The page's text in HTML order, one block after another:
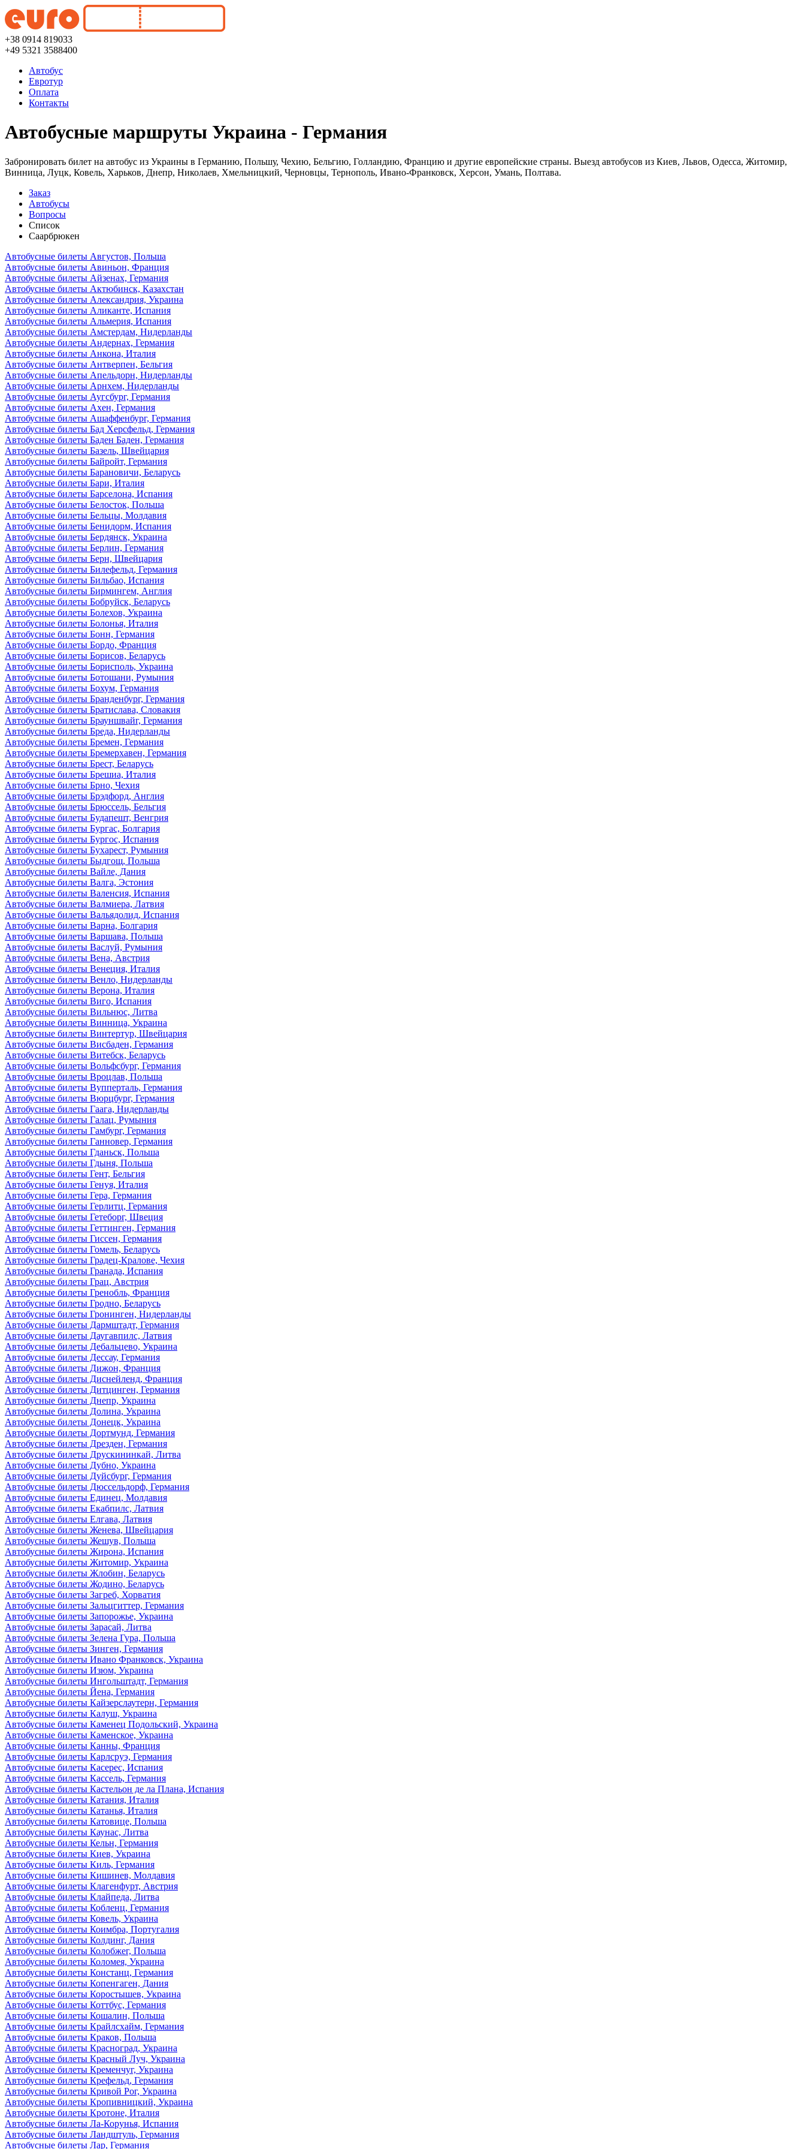
+38 0914 819033
+49 5321 3588400
Автобус
Евротур
Оплата
Контакты
Автобусные маршруты Украина - Германия
Забронировать билет на автобус из Украины в Германию, Польшу, Чехию, Бельгию, Голландию, Францию и другие европейские страны. Выезд автобусов из Киев, Львов, Одесса, Житомир,
Винница, Луцк, Ковель, Харьков, Днепр, Николаев, Хмельницкий, Черновцы, Тернополь, Ивано-Франковск, Херсон, Умань, Полтава.
Заказ
Автобусы
Вопросы
Список
Саарбрюкен
Автобусные билеты Августов, Польша
Автобусные билеты Авиньон, Франция
Автобусные билеты Айзенах, Германия
Автобусные билеты Актюбинск, Казахстан
Автобусные билеты Александрия, Украина
Автобусные билеты Аликанте, Испания
Автобусные билеты Альмерия, Испания
Автобусные билеты Амстердам, Нидерланды
Автобусные билеты Андернах, Германия
Автобусные билеты Анкона, Италия
Автобусные билеты Антверпен, Бельгия
Автобусные билеты Апельдорн, Нидерланды
Автобусные билеты Арнхем, Нидерланды
Автобусные билеты Аугсбург, Германия
Автобусные билеты Ахен, Германия
Автобусные билеты Ашаффенбург, Германия
Автобусные билеты Бад Херсфельд, Германия
Автобусные билеты Баден Баден, Германия
Автобусные билеты Базель, Швейцария
Автобусные билеты Байройт, Германия
Автобусные билеты Барановичи, Беларусь
Автобусные билеты Бари, Италия
Автобусные билеты Барселона, Испания
Автобусные билеты Белосток, Польша
Автобусные билеты Бельцы, Молдавия
Автобусные билеты Бенидорм, Испания
Автобусные билеты Бердянск, Украина
Автобусные билеты Берлин, Германия
Автобусные билеты Берн, Швейцария
Автобусные билеты Билефельд, Германия
Автобусные билеты Бильбао, Испания
Автобусные билеты Бирмингем, Англия
Автобусные билеты Бобруйск, Беларусь
Автобусные билеты Болехов, Украина
Автобусные билеты Болонья, Италия
Автобусные билеты Бонн, Германия
Автобусные билеты Бордо, Франция
Автобусные билеты Борисов, Беларусь
Автобусные билеты Борисполь, Украина
Автобусные билеты Ботошани, Румыния
Автобусные билеты Бохум, Германия
Автобусные билеты Бранденбург, Германия
Автобусные билеты Братислава, Словакия
Автобусные билеты Брауншвайг, Германия
Автобусные билеты Бреда, Нидерланды
Автобусные билеты Бремен, Германия
Автобусные билеты Бремерхавен, Германия
Автобусные билеты Брест, Беларусь
Автобусные билеты Брешиа, Италия
Автобусные билеты Брно, Чехия
Автобусные билеты Брэдфорд, Англия
Автобусные билеты Брюссель, Бельгия
Автобусные билеты Будапешт, Венгрия
Автобусные билеты Бургас, Болгария
Автобусные билеты Бургос, Испания
Автобусные билеты Бухарест, Румыния
Автобусные билеты Быдгощ, Польша
Автобусные билеты Вайле, Дания
Автобусные билеты Валга, Эстония
Автобусные билеты Валенсия, Испания
Автобусные билеты Валмиера, Латвия
Автобусные билеты Вальядолид, Испания
Автобусные билеты Варна, Болгария
Автобусные билеты Варшава, Польша
Автобусные билеты Васлуй, Румыния
Автобусные билеты Вена, Австрия
Автобусные билеты Венеция, Италия
Автобусные билеты Венло, Нидерланды
Автобусные билеты Верона, Италия
Автобусные билеты Виго, Испания
Автобусные билеты Вильнюс, Литва
Автобусные билеты Винница, Украина
Автобусные билеты Винтертур, Швейцария
Автобусные билеты Висбаден, Германия
Автобусные билеты Витебск, Беларусь
Автобусные билеты Вольфсбург, Германия
Автобусные билеты Вроцлав, Польша
Автобусные билеты Вупперталь, Германия
Автобусные билеты Вюрцбург, Германия
Автобусные билеты Гаага, Нидерланды
Автобусные билеты Галац, Румыния
Автобусные билеты Гамбург, Германия
Автобусные билеты Ганновер, Германия
Автобусные билеты Гданьск, Польша
Автобусные билеты Гдыня, Польша
Автобусные билеты Гент, Бельгия
Автобусные билеты Генуя, Италия
Автобусные билеты Гера, Германия
Автобусные билеты Герлитц, Германия
Автобусные билеты Гетеборг, Швеция
Автобусные билеты Геттинген, Германия
Автобусные билеты Гиссен, Германия
Автобусные билеты Гомель, Беларусь
Автобусные билеты Градец-Кралове, Чехия
Автобусные билеты Гранада, Испания
Автобусные билеты Грац, Австрия
Автобусные билеты Гренобль, Франция
Автобусные билеты Гродно, Беларусь
Автобусные билеты Гронинген, Нидерланды
Автобусные билеты Дармштадт, Германия
Автобусные билеты Даугавпилс, Латвия
Автобусные билеты Дебальцево, Украина
Автобусные билеты Дессау, Германия
Автобусные билеты Дижон, Франция
Автобусные билеты Диснейленд, Франция
Автобусные билеты Дитцинген, Германия
Автобусные билеты Днепр, Украина
Автобусные билеты Долина, Украина
Автобусные билеты Донецк, Украина
Автобусные билеты Дортмунд, Германия
Автобусные билеты Дрезден, Германия
Автобусные билеты Друскининкай, Литва
Автобусные билеты Дубно, Украина
Автобусные билеты Дуйсбург, Германия
Автобусные билеты Дюссельдорф, Германия
Автобусные билеты Единец, Молдавия
Автобусные билеты Екабпилс, Латвия
Автобусные билеты Елгава, Латвия
Автобусные билеты Женева, Швейцария
Автобусные билеты Жешув, Польша
Автобусные билеты Жирона, Испания
Автобусные билеты Житомир, Украина
Автобусные билеты Жлобин, Беларусь
Автобусные билеты Жодино, Беларусь
Автобусные билеты Загреб, Хорватия
Автобусные билеты Зальцгиттер, Германия
Автобусные билеты Запорожье, Украина
Автобусные билеты Зарасай, Литва
Автобусные билеты Зелена Гура, Польша
Автобусные билеты Зинген, Германия
Автобусные билеты Ивано Франковск, Украина
Автобусные билеты Изюм, Украина
Автобусные билеты Ингольштадт, Германия
Автобусные билеты Йена, Германия
Автобусные билеты Кайзерслаутерн, Германия
Автобусные билеты Калуш, Украина
Автобусные билеты Каменец Подольский, Украина
Автобусные билеты Каменское, Украина
Автобусные билеты Канны, Франция
Автобусные билеты Карлсруэ, Германия
Автобусные билеты Касерес, Испания
Автобусные билеты Кассель, Германия
Автобусные билеты Кастельон де ла Плана, Испания
Автобусные билеты Катания, Италия
Автобусные билеты Катанья, Италия
Автобусные билеты Катовице, Польша
Автобусные билеты Каунас, Литва
Автобусные билеты Кельн, Германия
Автобусные билеты Киев, Украина
Автобусные билеты Киль, Германия
Автобусные билеты Кишинев, Молдавия
Автобусные билеты Клагенфурт, Австрия
Автобусные билеты Клайпеда, Литва
Автобусные билеты Кобленц, Германия
Автобусные билеты Ковель, Украина
Автобусные билеты Коимбра, Португалия
Автобусные билеты Колдинг, Дания
Автобусные билеты Колобжег, Польша
Автобусные билеты Коломея, Украина
Автобусные билеты Констанц, Германия
Автобусные билеты Копенгаген, Дания
Автобусные билеты Коростышев, Украина
Автобусные билеты Коттбус, Германия
Автобусные билеты Кошалин, Польша
Автобусные билеты Крайлсхайм, Германия
Автобусные билеты Краков, Польша
Автобусные билеты Красноград, Украина
Автобусные билеты Красный Луч, Украина
Автобусные билеты Кременчуг, Украина
Автобусные билеты Крефельд, Германия
Автобусные билеты Кривой Рог, Украина
Автобусные билеты Кропивницкий, Украина
Автобусные билеты Кротоне, Италия
Автобусные билеты Ла-Корунья, Испания
Автобусные билеты Ландштуль, Германия
Автобусные билеты Лар, Германия